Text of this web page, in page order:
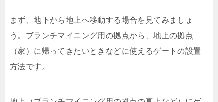
まず、地下から地上へ移動する場合を見てみましょ
う。ブランチマイニング用の拠点から、地上の拠点
（家）に帰ってきたいときなどに使えるゲートの設置
方法です。